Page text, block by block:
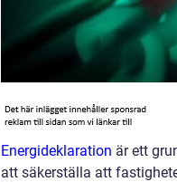
Energideklaration är ett
att säkerställa att